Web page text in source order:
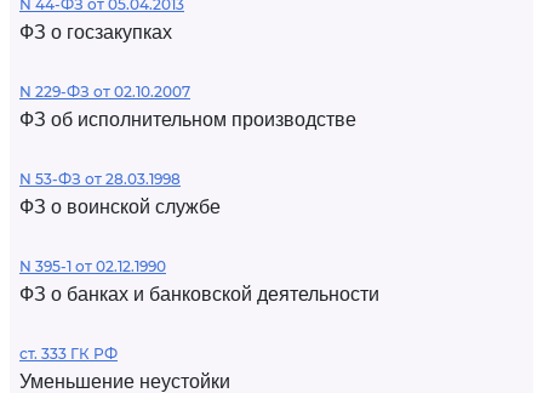
N 44-ФЗ от 05.04.2013
ФЗ о госзакупках
N 229-ФЗ от 02.10.2007
ФЗ об исполнительном производстве
N 53-ФЗ от 28.03.1998
ФЗ о воинской службе
N 395-1 от 02.12.1990
ФЗ о банках и банковской деятельности
ст. 333 ГК РФ
Уменьшение неустойки